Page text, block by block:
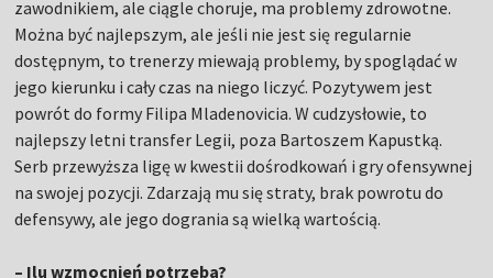
zawodnikiem, ale ciągle choruje, ma problemy zdrowotne.
Można być najlepszym, ale jeśli nie jest się regularnie
dostępnym, to trenerzy miewają problemy, by spoglądać w
jego kierunku i cały czas na niego liczyć. Pozytywem jest
powrót do formy Filipa Mladenovicia. W cudzysłowie, to
najlepszy letni transfer Legii, poza Bartoszem Kapustką.
Serb przewyższa ligę w kwestii dośrodkowań i gry ofensywnej
na swojej pozycji. Zdarzają mu się straty, brak powrotu do
defensywy, ale jego dogrania są wielką wartością.
– Ilu wzmocnień potrzeba?